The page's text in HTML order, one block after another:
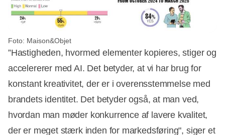
Foto: Maison&Objet
”Hastigheden, hvormed elementer kopieres, stiger og
accelererer med AI. Det betyder, at vi har brug for
konstant kreativitet, der er i overensstemmelse med
brandets identitet. Det betyder også, at man ved,
hvordan man møder konkurrence af lavere kvalitet,
der er meget stærk inden for markedsføring", siger et